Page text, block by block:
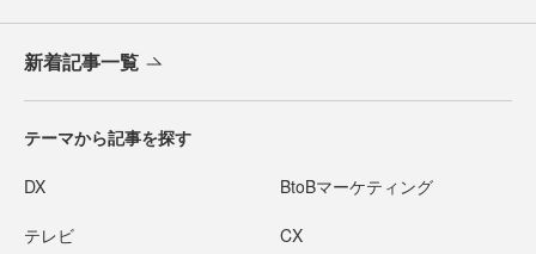
新着記事一覧
テーマから記事を探す
DX BtoBマーケティング
テレビ CX